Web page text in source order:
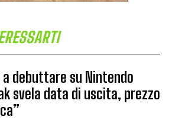
a debuttare su Nintendo
svela data di uscita, prezzo